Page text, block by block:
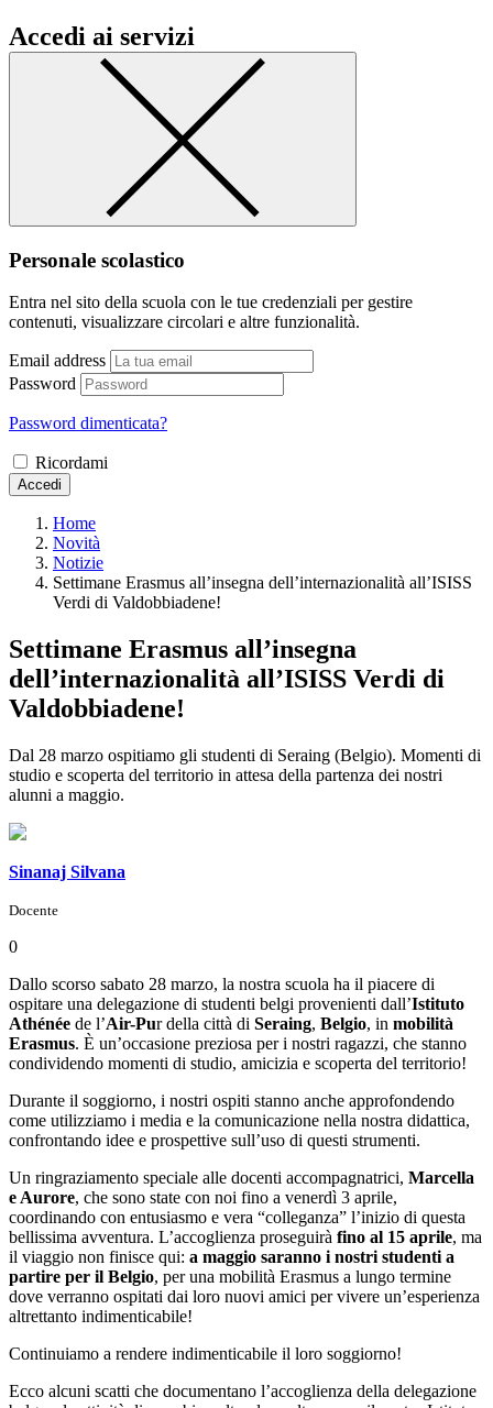
Accedi ai servizi
Personale scolastico
Entra nel sito della scuola con le tue credenziali per gestire
contenuti, visualizzare circolari e altre funzionalità.
Email address
Password
Password dimenticata?
Ricordami
Accedi
Home
Novità
Notizie
Settimane Erasmus all’insegna dell’internazionalità all’ISISS
Verdi di Valdobbiadene!
Settimane Erasmus all’insegna
dell’internazionalità all’ISISS Verdi di
Valdobbiadene!
Dal 28 marzo ospitiamo gli studenti di Seraing (Belgio). Momenti di
studio e scoperta del territorio in attesa della partenza dei nostri
alunni a maggio.
Sinanaj Silvana
Docente
0
Dallo scorso sabato 28 marzo, la nostra scuola ha il piacere di
ospitare una delegazione di studenti belgi provenienti dall’Istituto
Athénée de l’Air-Pur della città di Seraing, Belgio, in mobilità
Erasmus. È un’occasione preziosa per i nostri ragazzi, che stanno
condividendo momenti di studio, amicizia e scoperta del territorio!
Durante il soggiorno, i nostri ospiti stanno anche approfondendo
come utilizziamo i media e la comunicazione nella nostra didattica,
confrontando idee e prospettive sull’uso di questi strumenti.
Un ringraziamento speciale alle docenti accompagnatrici, Marcella
e Aurore, che sono state con noi fino a venerdì 3 aprile,
coordinando con entusiasmo e vera “colleganza” l’inizio di questa
bellissima avventura. L’accoglienza proseguirà fino al 15 aprile, ma
il viaggio non finisce qui: a maggio saranno i nostri studenti a
partire per il Belgio, per una mobilità Erasmus a lungo termine
dove verranno ospitati dai loro nuovi amici per vivere un’esperienza
altrettanto indimenticabile!
Continuiamo a rendere indimenticabile il loro soggiorno!
Ecco alcuni scatti che documentano l’accoglienza della delegazione